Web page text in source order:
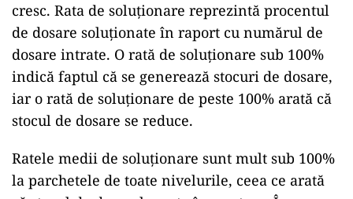
cresc. Rata de soluționare reprezintă procentul
de dosare soluționate în raport cu numărul de
dosare intrate. O rată de soluționare sub 100%
indică faptul că se generează stocuri de dosare,
iar o rată de soluționare de peste 100% arată că
stocul de dosare se reduce.
Ratele medii de soluționare sunt mult sub 100%
la parchetele de toate nivelurile, ceea ce arată